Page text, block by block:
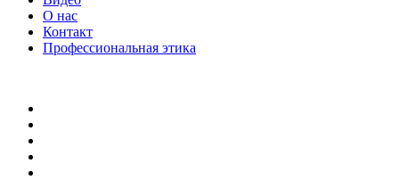
О нас
Контакт
Профессиональная этика